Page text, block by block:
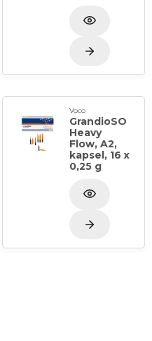
Voco
GrandioSO
Heavy
Flow, A2,
kapsel, 16 x
0,25 g